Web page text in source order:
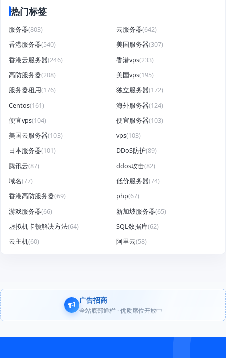
热门标签
服务器(803) 云服务器(642)
香港服务器(540) 美国服务器(307)
香港云服务器(246) 香港vps(233)
高防服务器(208) 美国vps(195)
服务器租用(176) 独立服务器(172)
Centos(161) 海外服务器(124)
便宜vps(104) 便宜服务器(103)
美国云服务器(103) vps(103)
日本服务器(101) DDoS防护(89)
腾讯云(87) ddos攻击(82)
域名(77) 低价服务器(74)
香港高防服务器(69) php(67)
游戏服务器(66) 新加坡服务器(65)
虚拟机卡顿解决方法(64) SQL数据库(62)
云主机(60) 阿里云(58)
广告招商
全站底部通栏 · 优质席位开放中